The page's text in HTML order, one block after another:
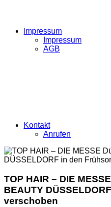
Impressum
Impressum
AGB
Kontakt
Anrufen
TOP HAIR – DIE
BEAUTY
verschoben